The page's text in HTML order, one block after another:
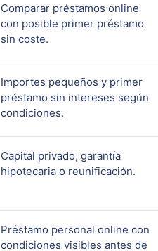
Comparar préstamos online
con posible primer préstamo
sin coste.
Importes pequeños y primer
préstamo sin intereses según
condiciones.
Capital privado, garantía
hipotecaria o reunificación.
Préstamo personal online con
condiciones visibles antes de